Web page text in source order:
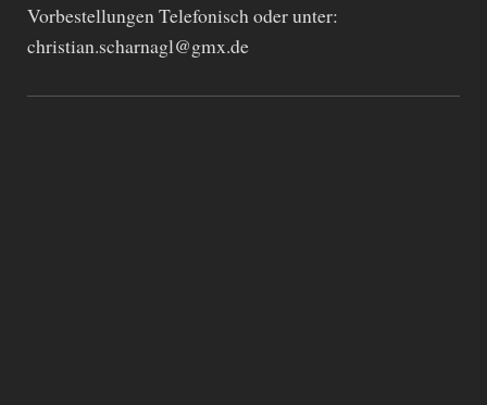
Vorbestellungen Telefonisch oder unter:
christian.scharnagl@gmx.de